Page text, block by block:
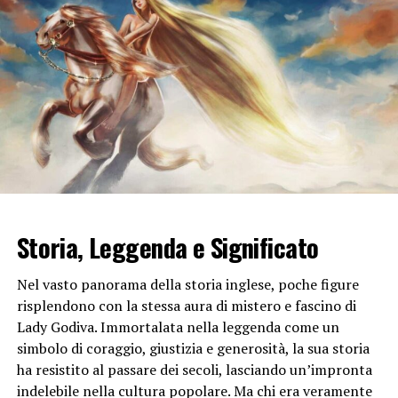
Tuttavia, è nel mondo delcinemache Gabriele Lavia ha
lasciato un’impronta indelebile. Non solo come attore
versatile, ma anche come regista di grande sensibilità
artistica. La sua carriera cinematografica ha inizio negli
anni ’70, e da allora ha lavorato su una varietà di
progetti che spaziano dai film d’autore ai thriller
psicologici.
La Carriera di Gabriele Lavia nel
La carriera di Gabriele Lavia come regista è
caratterizzata da una fusione unica di stili e generi. Ha
dimostrato una capacità straordinaria di navigare tra
diverse forme narrative e di esplorare temi complessi
con profondità e sensibilità. Uno dei suoi primi successi
come regista è stato il film “Un delitto poco comune” del
1988, un thriller psicologico che ha ricevuto ampi
Storia, Leggenda e Significato
Nel vasto panorama della storia inglese, poche figure
risplendono con la stessa aura di mistero e fascino di
Lady Godiva. Immortalata nella leggenda come un
simbolo di coraggio, giustizia e generosità, la sua storia
ha resistito al passare dei secoli, lasciando un’impronta
indelebile nella cultura popolare. Ma chi era veramente